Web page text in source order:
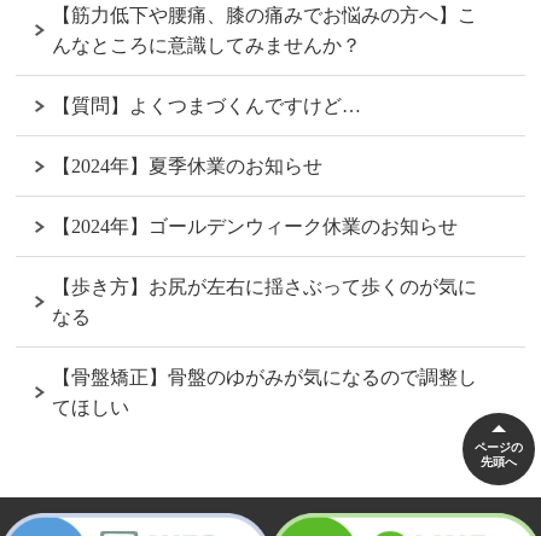
【筋力低下や腰痛、膝の痛みでお悩みの方へ】こ
んなところに意識してみませんか？
【質問】よくつまづくんですけど…
【2024年】夏季休業のお知らせ
【2024年】ゴールデンウィーク休業のお知らせ
【歩き方】お尻が左右に揺さぶって歩くのが気に
なる
【骨盤矯正】骨盤のゆがみが気になるので調整し
てほしい
ページの
先頭へ